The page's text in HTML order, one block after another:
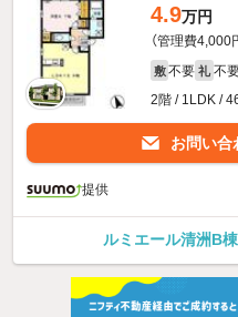
4.9万円
（管理費4,000
敷 不要 礼 不
2階 / 1LDK /
お問い合
提供
ルミエール清洲B